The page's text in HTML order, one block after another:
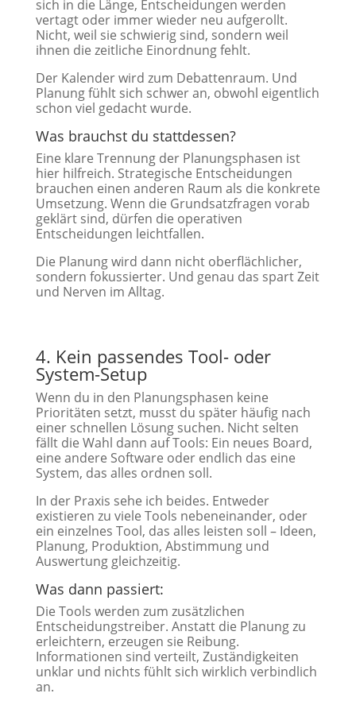
sich in die Länge, Entscheidungen werden
vertagt oder immer wieder neu aufgerollt.
Nicht, weil sie schwierig sind, sondern weil
ihnen die zeitliche Einordnung fehlt.
Der Kalender wird zum Debattenraum. Und
Planung fühlt sich schwer an, obwohl eigentlich
schon viel gedacht wurde.
Was brauchst du stattdessen?
Eine klare Trennung der Planungsphasen ist
hier hilfreich. Strategische Entscheidungen
brauchen einen anderen Raum als die konkrete
Umsetzung. Wenn die Grundsatzfragen vorab
geklärt sind, dürfen die operativen
Entscheidungen leichtfallen.
Die Planung wird dann nicht oberflächlicher,
sondern fokussierter. Und genau das spart Zeit
und Nerven im Alltag.
4. Kein passendes Tool- oder
System-Setup
Wenn du in den Planungsphasen keine
Prioritäten setzt, musst du später häufig nach
einer schnellen Lösung suchen. Nicht selten
fällt die Wahl dann auf Tools: Ein neues Board,
eine andere Software oder endlich das eine
System, das alles ordnen soll.
In der Praxis sehe ich beides. Entweder
existieren zu viele Tools nebeneinander, oder
ein einzelnes Tool, das alles leisten soll – Ideen,
Planung, Produktion, Abstimmung und
Auswertung gleichzeitig.
Was dann passiert:
Die Tools werden zum zusätzlichen
Entscheidungstreiber. Anstatt die Planung zu
erleichtern, erzeugen sie Reibung.
Informationen sind verteilt, Zuständigkeiten
unklar und nichts fühlt sich wirklich verbindlich
an.